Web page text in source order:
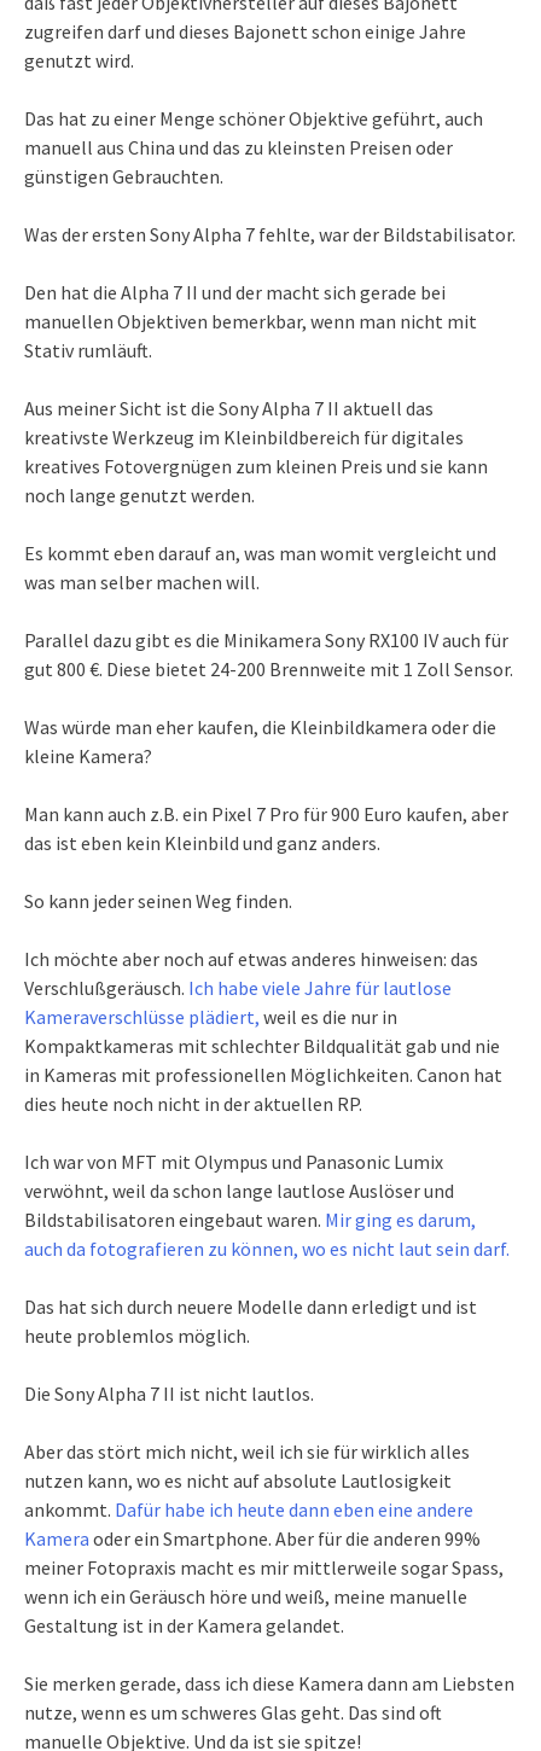
zugreifen darf und dieses Bajonett schon einige Jahre
genutzt wird.
Das hat zu einer Menge schöner Objektive geführt, auch
manuell aus China und das zu kleinsten Preisen oder
günstigen Gebrauchten.
Was der ersten Sony Alpha 7 fehlte, war der Bildstabilisator.
Den hat die Alpha 7 II und der macht sich gerade bei
manuellen Objektiven bemerkbar, wenn man nicht mit
Stativ rumläuft.
Aus meiner Sicht ist die Sony Alpha 7 II aktuell das
kreativste Werkzeug im Kleinbildbereich für digitales
kreatives Fotovergnügen zum kleinen Preis und sie kann
noch lange genutzt werden.
Es kommt eben darauf an, was man womit vergleicht und
was man selber machen will.
Parallel dazu gibt es die Minikamera Sony RX100 IV auch für
gut 800 €. Diese bietet 24-200 Brennweite mit 1 Zoll Sensor.
Was würde man eher kaufen, die Kleinbildkamera oder die
kleine Kamera?
Man kann auch z.B. ein Pixel 7 Pro für 900 Euro kaufen, aber
das ist eben kein Kleinbild und ganz anders.
So kann jeder seinen Weg finden.
Ich möchte aber noch auf etwas anderes hinweisen: das
Verschlußgeräusch. Ich habe viele Jahre für lautlose
Kameraverschlüsse plädiert, weil es die nur in
Kompaktkameras mit schlechter Bildqualität gab und nie
in Kameras mit professionellen Möglichkeiten. Canon hat
dies heute noch nicht in der aktuellen RP.
Ich war von MFT mit Olympus und Panasonic Lumix
verwöhnt, weil da schon lange lautlose Auslöser und
Bildstabilisatoren eingebaut waren. Mir ging es darum,
auch da fotografieren zu können, wo es nicht laut sein darf.
Das hat sich durch neuere Modelle dann erledigt und ist
heute problemlos möglich.
Die Sony Alpha 7 II ist nicht lautlos.
Aber das stört mich nicht, weil ich sie für wirklich alles
nutzen kann, wo es nicht auf absolute Lautlosigkeit
ankommt. Dafür habe ich heute dann eben eine andere
Kamera oder ein Smartphone. Aber für die anderen 99%
meiner Fotopraxis macht es mir mittlerweile sogar Spass,
wenn ich ein Geräusch höre und weiß, meine manuelle
Gestaltung ist in der Kamera gelandet.
Sie merken gerade, dass ich diese Kamera dann am Liebsten
nutze, wenn es um schweres Glas geht. Das sind oft
manuelle Objektive. Und da ist sie spitze!